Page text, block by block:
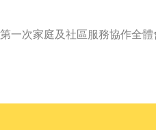
一次家庭及社區服務協作全體